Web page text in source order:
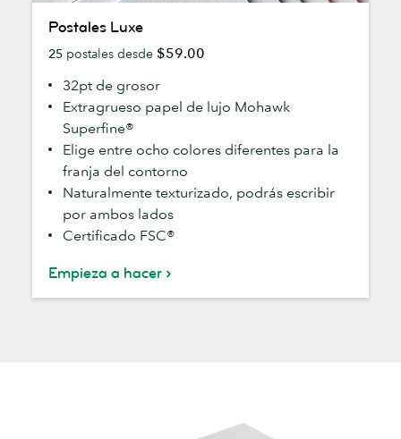
LuxePostales Luxe
25 postales desde $59.00
32pt de grosor
Extragrueso papel de lujo Mohawk
Superfine®
Elige entre ocho colores diferentes para la
franja del contorno
Naturalmente texturizado, podrás escribir
por ambos lados
Certificado FSC®
Empieza a hacer